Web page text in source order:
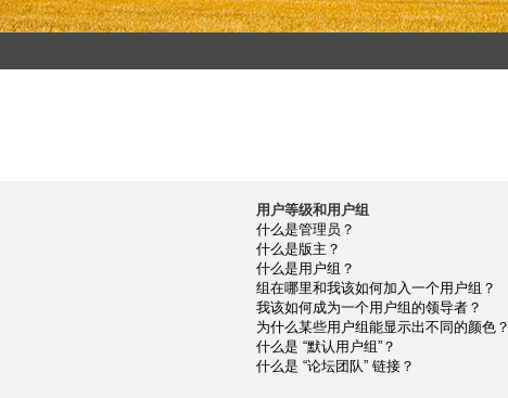
用户等级和用户组
什么是管理员？
什么是版主？
什么是用户组？
组在哪里和我该如何加入一个用户组？
我该如何成为一个用户组的领导者？
为什么某些用户组能显示出不同的颜色？
什么是 “默认用户组”？
什么是 “论坛团队” 链接？